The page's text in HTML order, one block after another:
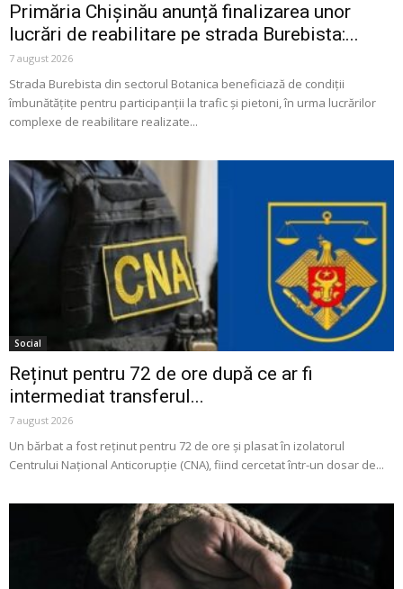
Primăria Chișinău anunță finalizarea unor
lucrări de reabilitare pe strada Burebista:...
7 august 2026
Strada Burebista din sectorul Botanica beneficiază de condiții
îmbunătățite pentru participanții la trafic și pietoni, în urma lucrărilor
complexe de reabilitare realizate...
Social
Reținut pentru 72 de ore după ce ar fi
intermediat transferul...
7 august 2026
Un bărbat a fost reținut pentru 72 de ore și plasat în izolatorul
Centrului Național Anticorupție (CNA), fiind cercetat într-un dosar de...